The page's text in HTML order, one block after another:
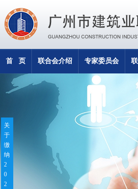
首 页 联合会介绍 专家委员会
关
于
缴
纳
2
0
2